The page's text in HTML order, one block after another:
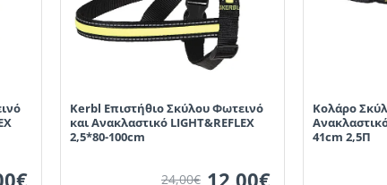
Kerbl Επιστήθιο Σκύλου Φωτεινό
και Ανακλαστικό LIGHT&REFLEX
2,5*80-100cm
12,00€
24,00€
Κολάρο
41cm 2,5Π